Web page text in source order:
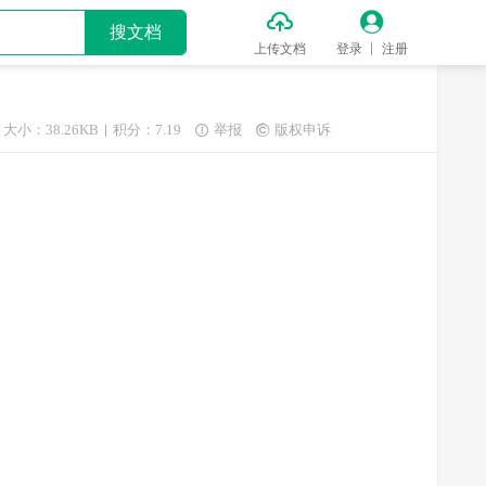
搜文档 
上传文档

登录 注册
大小：38.26KB 积分：7.19  举报  版权申诉